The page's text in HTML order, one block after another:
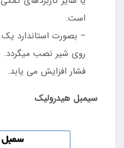
است.
– بصورت استاندارد
روی شیر نصب میگردد.
فشار افزایش می یابد.
سیمبل هیدرولیک